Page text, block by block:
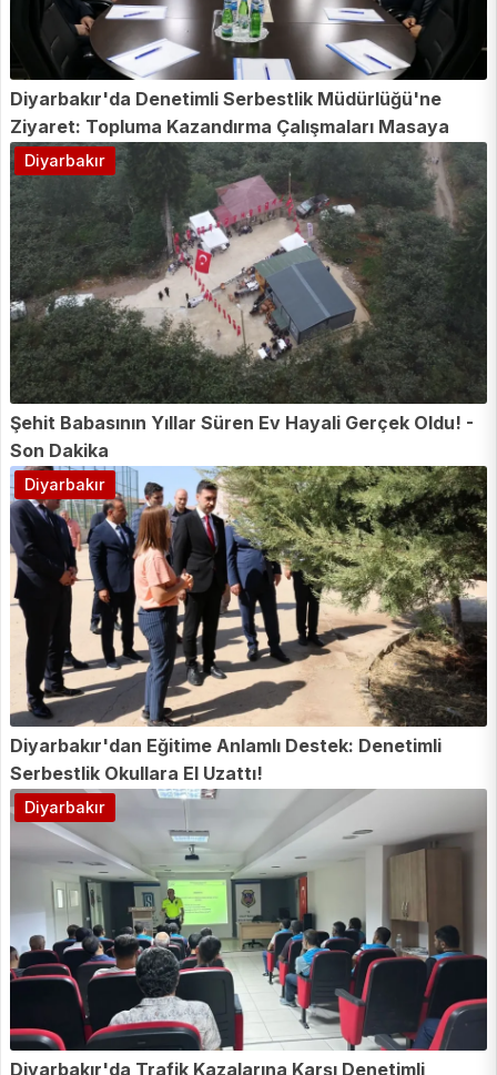
Diyarbakır'da Denetimli Serbestlik Müdürlüğü'ne
Ziyaret: Topluma Kazandırma Çalışmaları Masaya
Yatırıldı!
Şehit Babasının Yıllar Süren Ev Hayali Gerçek Oldu! -
Son Dakika
Diyarbakır
Diyarbakır'dan Eğitime Anlamlı Destek: Denetimli
Serbestlik Okullara El Uzattı!
Diyarbakır
Diyarbakır'da Trafik Kazalarına Karşı Denetimli
Diyarbakır